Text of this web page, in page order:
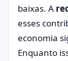
baixas. A
esses
economia
Enquanto